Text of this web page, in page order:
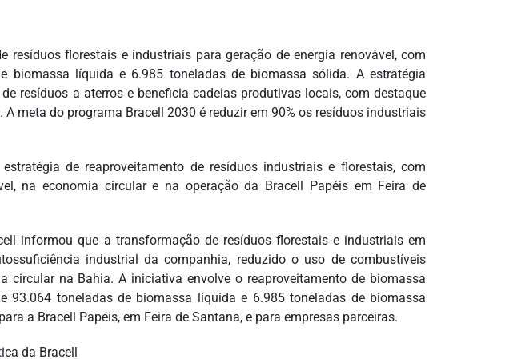
de reaproveitamento de resíduos industriais e florestais, com
na economia circular e na operação da Bracell Papéis em Feira de
informou que a transformação de resíduos florestais e industriais em
industrial da companhia, reduzido o uso de combustíveis
circular na Bahia. A iniciativa envolve o reaproveitamento de biomassa
93.064 toneladas de biomassa líquida e 6.985 toneladas de biomassa
a Bracell Papéis, em Feira de Santana, e para empresas parceiras.
da Bracell